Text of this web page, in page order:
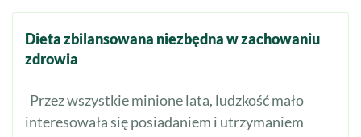
Dieta zbilansowana niezbędna w zachowaniu
zdrowia
Przez wszystkie minione lata, ludzkość mało
interesowała się posiadaniem i utrzymaniem